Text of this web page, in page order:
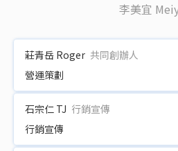
李美宜
莊青岳 Roger 共同創辦人
營運策劃
石宗仁 TJ 行銷宣傳
行銷宣傳